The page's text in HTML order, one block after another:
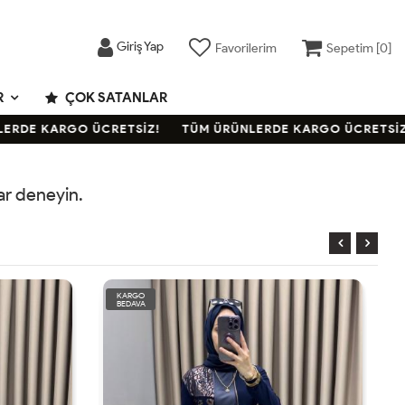
Giriş Yap Favorilerim Sepetim [0]
ÇOK SATANLAR
KARGO ÜCRETSİZ! TÜM ÜRÜNLERDE KARGO ÜCRETSİZ!
deneyin.
KARGO
BEDAVA